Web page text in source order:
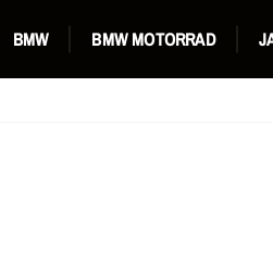
BMW BMW MOTORRAD